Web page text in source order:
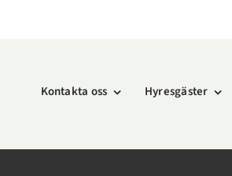
Kontakta oss Hyresgäster